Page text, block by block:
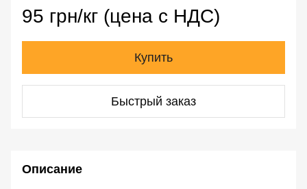
95 грн/кг (цена с НДС)
Купить
Быстрый заказ
Описание